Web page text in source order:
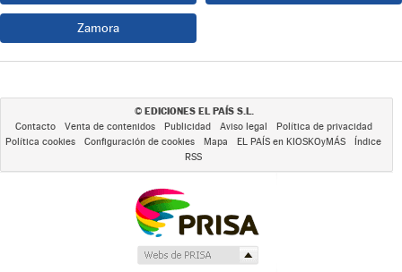
Zamora
© EDICIONES EL PAÍS S.L.
Contacto Venta de contenidos Publicidad Aviso legal
Política de privacidad
Política cookies
Configuración de cookies Mapa EL PAÍS en KIOSKOyMÁS
Índice
RSS